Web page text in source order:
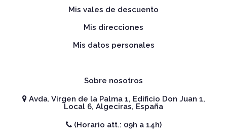
Mis vales de descuento
Mis direcciones
Mis datos personales
Sobre nosotros
Avda. Virgen de la Palma 1, Edificio Don Juan 1,
Local 6, Algeciras, España
(Horario att.: 09h a 14h)